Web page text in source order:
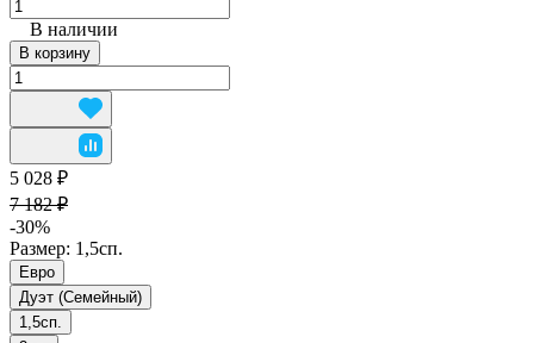
В наличии
В корзину
5 028 ₽
7 182 ₽
-30%
Размер: 1,5сп.
Евро
Дуэт (Семейный)
1,5сп.